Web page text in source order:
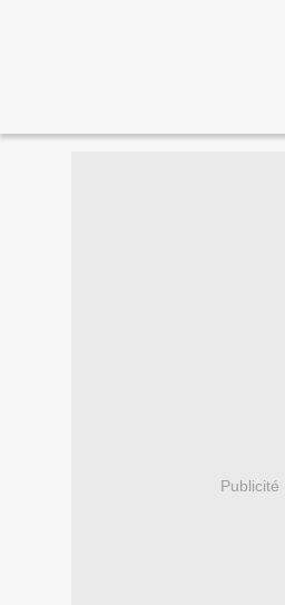
Publicité